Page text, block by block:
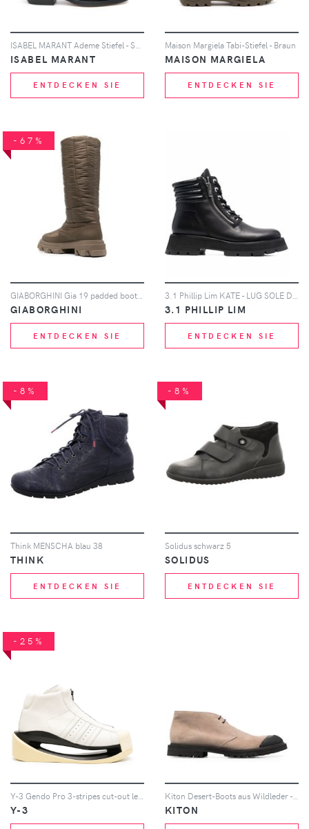
ISABEL MARANT
ENTDECKEN SIE
Maison Margiela Tabi-Stiefel - Braun
MAISON MARGIELA
ENTDECKEN SIE
-67%
GIABORGHINI
ENTDECKEN SIE
3.1 PHILLIP LIM
ENTDECKEN SIE
-8%
Think MENSCHA blau 38
THINK
ENTDECKEN SIE
-8%
Solidus schwarz 5
SOLIDUS
ENTDECKEN SIE
-25%
Y-3 Gendo Pro 3-stripes cut-out leather boots - Weiß
Y-3
Kiton Desert-Boots aus Wildleder - Nude
KITON